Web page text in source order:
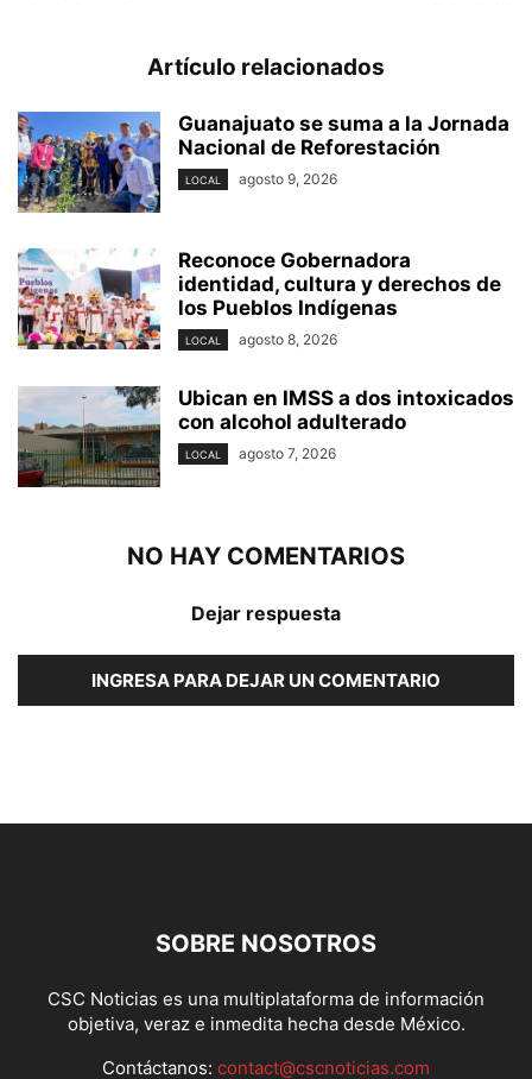
Artículo relacionados
Guanajuato se suma a la Jornada
Nacional de Reforestación
LOCAL agosto 9, 2026
Reconoce Gobernadora
identidad, cultura y derechos de
los Pueblos Indígenas
LOCAL agosto 8, 2026
Ubican en IMSS a dos intoxicados
con alcohol adulterado
LOCAL agosto 7, 2026
NO HAY COMENTARIOS
Dejar respuesta
INGRESA PARA DEJAR UN COMENTARIO
SOBRE NOSOTROS
CSC Noticias es una multiplataforma de información
objetiva, veraz e inmedita hecha desde México.
Contáctanos: contact@cscnoticias.com